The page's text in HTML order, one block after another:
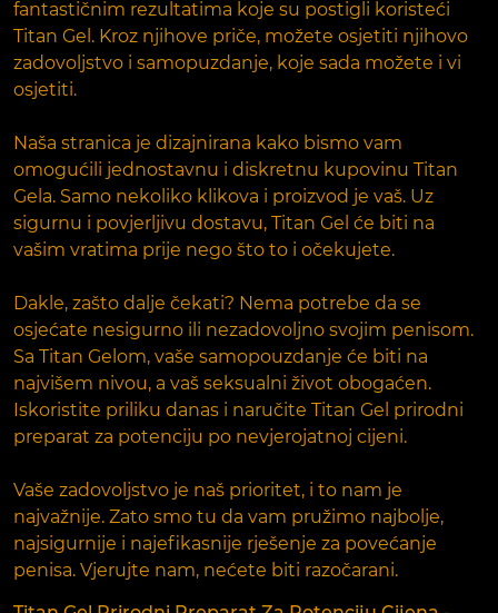
fantastičnim rezultatima koje su postigli koristeći
Titan Gel. Kroz njihove priče, možete osjetiti njihovo
zadovoljstvo i samopuzdanje, koje sada možete i vi
osjetiti.
Naša stranica je dizajnirana kako bismo vam
omogućili jednostavnu i diskretnu kupovinu Titan
Gela. Samo nekoliko klikova i proizvod je vaš. Uz
sigurnu i povjerljivu dostavu, Titan Gel će biti na
vašim vratima prije nego što to i očekujete.
Dakle, zašto dalje čekati? Nema potrebe da se
osjećate nesigurno ili nezadovoljno svojim penisom.
Sa Titan Gelom, vaše samopouzdanje će biti na
najvišem nivou, a vaš seksualni život obogaćen.
Iskoristite priliku danas i naručite Titan Gel prirodni
preparat za potenciju po nevjerojatnoj cijeni.
Vaše zadovoljstvo je naš prioritet, i to nam je
najvažnije. Zato smo tu da vam pružimo najbolje,
najsigurnije i najefikasnije rješenje za povećanje
penisa. Vjerujte nam, nećete biti razočarani.